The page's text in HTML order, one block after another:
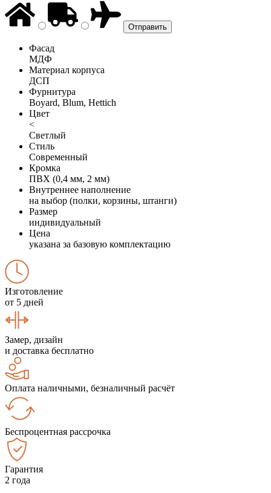
Фасад
МДФ
Материал корпуса
ДСП
Фурнитура
Boyard, Blum, Hettich
Цвет
<
Светлый
Стиль
Современный
Кромка
ПВХ (0,4 мм, 2 мм)
Внутреннее наполнение
на выбор (полки, корзины, штанги)
Размер
индивидуальный
Цена
указана за базовую комплектацию
Изготовление
от 5 дней
Замер, дизайн
и доставка бесплатно
Оплата наличными, безналичный расчёт
Беспроцентная рассрочка
Гарантия
2 года